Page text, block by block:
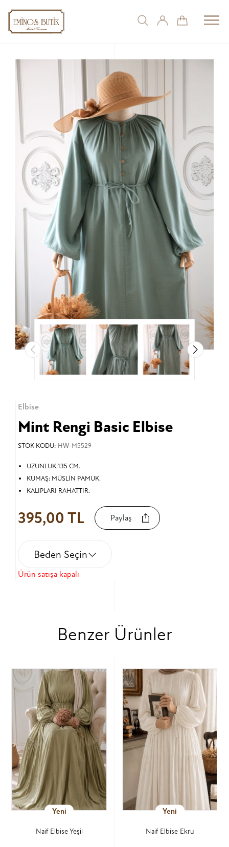
Elbise
Mint Rengi Basic Elbise
STOK KODU: HW-M5529
UZUNLUK:135 CM.
KUMAŞ: MÜSLİN PAMUK.
KALIPLARI RAHATTIR.
395,00 TL Paylaş
Beden Seçin
Ürün satışa kapalı
Benzer Ürünler
Yeni
Naif Elbise Yeşil
Yeni
Naif Elbise Ekru